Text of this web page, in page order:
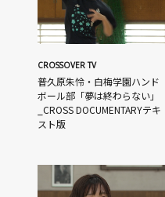
CROSSOVER TV
普久原朱怜・白梅学園ハンド
ボール部「夢は終わらない」
_CROSS DOCUMENTARYテキ
スト版